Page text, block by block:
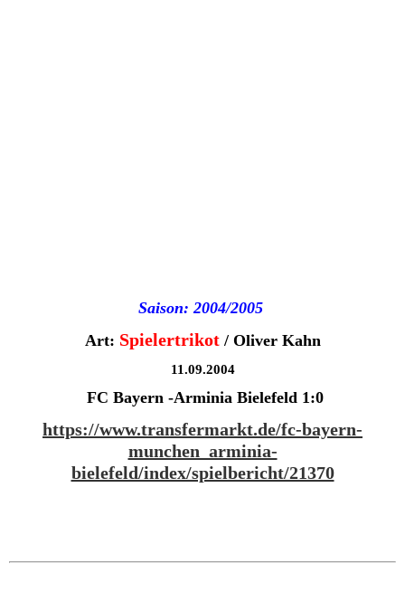
Saison: 2004/2005
Art: Spielertrikot / Oliver Kahn
11.09.2004
FC Bayern -Arminia Bielefeld 1:0
https://www.transfermarkt.de/fc-bayern-
munchen_arminia-
bielefeld/index/spielbericht/21370